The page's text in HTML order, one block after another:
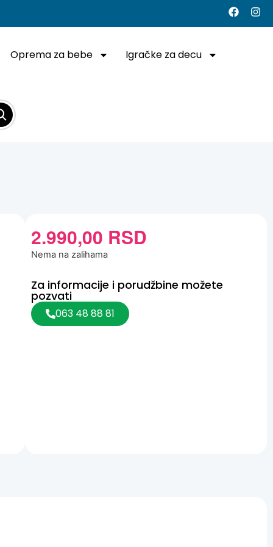
Oprema za bebe Igračke za decu
2.990,00 RSD
Nema na zalihama
Za informacije i porudžbine možete
pozvati
063 48 88 81